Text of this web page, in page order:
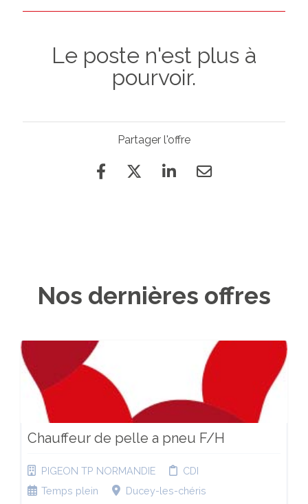
Le poste n'est plus à
pourvoir.
Partager l'offre
Nos dernières offres
Chauffeur de pelle a pneu F/H
PIGEON TP NORMANDIE
CDI
Temps plein
Ducey-les-chéris